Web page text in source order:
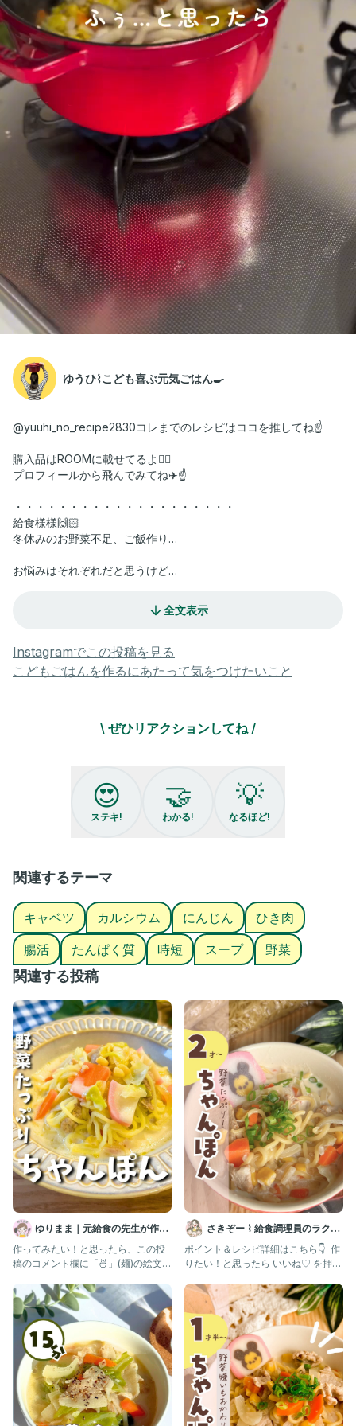
ゆうひ⌇こども喜ぶ元気ごはん🍳
@yuuhi_no_recipe2830コレまでのレシピはココを推してね☝️
購入品はROOMに載せてるよ💁‍♀️
プロフィールから飛んでみてね✈️☝️
・・・・・・・・・・・・・・・・・・・・
給食様様🙌🏻
冬休みのお野菜不足、ご飯作り…
お悩みはそれぞれだと思うけど
野菜カルシウムタンパク質！
つるんと春雨入れたので
あの土地の←ご当地グルメに早変わり🤭
はくさい 1/4
玉ねぎ 1/2
にんじん 1本
ミンチ 100グラム
水 300ml
牛乳 300ml
塩コショウ 少々
鶏ガラ素 大さじ1
さけ 大さじ1
醤油 大さじ1
春雨 好きなだけ
〈作り方〉
①野菜を切る
②白菜の芯の方とミンチを炒める
③火が通ったらニラ以外のその他の野菜を入れる
④鍋に水をいれて蓋をして煮込む
⑤火が通ったら、牛乳と調味料を入れて味を整える。
⑥春雨をいれてほどけたら完成✨
・・・・・・・・・・・・・・・・・・・・
最後までご覧いただきありがとうございます♪
栄養いっぱいご飯作ってあげたいけど
毎日考えて作るのって大変💦
そんな時に見てほしい
@yuuhi_no_recipe2830フォローして
子どもが元気になるご飯𓌉𓇋
時短、保存できるレシピで
ママパパの時間確保😊
✫彡✫彡✫彡✫彡✫彡✫彡✫彡✫彡
#子どもごはん#親子ごはんの悩みサポート#ママの味方レシピ #
全文表示
Instagramでこの投稿を見る
こどもごはんを作るにあたって気をつけたいこと
\ ぜひリアクションしてね /
😍
ステキ!
🤝
わかる!
💡
なるほど!
関連するテーマ
キャベツ カルシウム にんじん
ひき肉
腸活
たんぱく質 時短 スープ 野菜
関連する投稿
ゆりまま｜元給食の先生が作る
子ども喜ぶレシピ🧑🏻‍🍳
作ってみたい！と思ったら、この投
稿のコメント欄に「🍜」(麺)の絵文字
さきぞー ⌇ 給食調理員のラクう
ま幼児食
ポイント＆レシピ詳細はこちら👇 ⁡ 作
りたい！と思ったら いいね♡ を押し